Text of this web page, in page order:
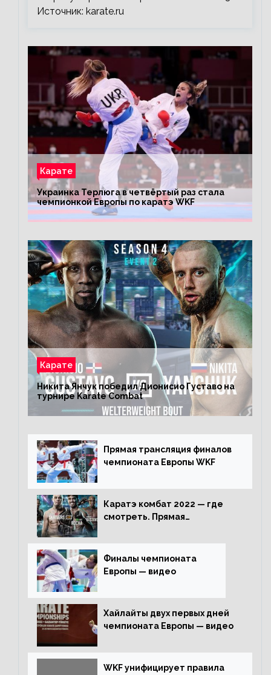
Источник: karate.ru
Карате
Украинка Терлюга в четвёртый раз стала
чемпионкой Европы по каратэ WKF
Карате
Никита Янчук победил Дионисио Густаво на
турнире Karate Combat
Прямая трансляция финалов
чемпионата Европы WKF
Каратэ комбат 2022 — где
смотреть. Прямая
Финалы чемпионата
Европы — видео
Хайлайты двух первых дней
чемпионата Европы — видео
WKF унифицирует правила